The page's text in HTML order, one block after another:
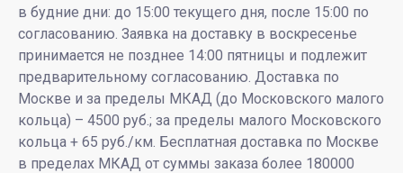
в будние дни: до 15:00 текущего дня, после 15:00 по
согласованию. Заявка на доставку в воскресенье
принимается не позднее 14:00 пятницы и подлежит
предварительному согласованию. Доставка по
Москве и за пределы МКАД (до Московского малого
кольца) – 4500 руб.; за пределы малого Московского
кольца + 65 руб./км. Бесплатная доставка по Москве
в пределах МКАД от суммы заказа более 180000